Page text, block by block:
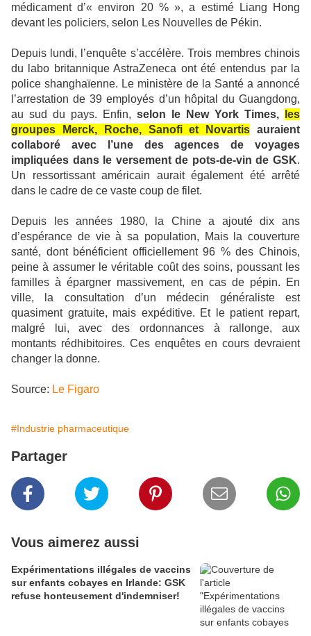
médicament d’« environ 20 % », a estimé Liang Hong
devant les policiers, selon Les Nouvelles de Pékin.
Depuis lundi, l’enquête s’accélère. Trois membres chinois
du labo britannique AstraZeneca ont été entendus par la
police shanghaïenne. Le ministère de la Santé a annoncé
l’arrestation de 39 employés d’un hôpital du Guangdong,
au sud du pays. Enfin, selon le New York Times,
les
groupes Merck, Roche, Sanofi et Novartis auraient
collaboré avec l’une des agences de voyages
impliquées dans le versement de pots-de-vin de GSK.
Un ressortissant américain aurait également été arrêté
dans le cadre de ce vaste coup de filet.
Depuis les années 1980, la Chine a ajouté dix ans
d’espérance de vie à sa population, Mais la couverture
santé, dont bénéficient officiellement 96 % des Chinois,
peine à assumer le véritable coût des soins, poussant les
familles à épargner massivement, en cas de pépin. En
ville, la consultation d’un médecin généraliste est
quasiment gratuite, mais expéditive. Et le patient repart,
malgré lui, avec des ordonnances à rallonge, aux
montants rédhibitoires. Ces enquêtes en cours devraient
changer la donne.
Source: Le Figaro
#Industrie pharmaceutique
Partager
Vous aimerez aussi
Expérimentations illégales de vaccins
sur enfants cobayes en Irlande: GSK
refuse honteusement d'indemniser!